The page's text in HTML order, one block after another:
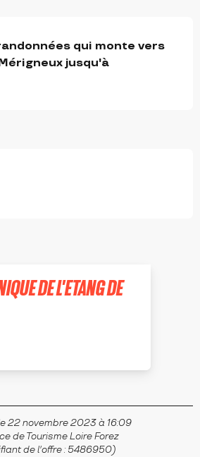
qui monte vers
jusqu'à
DE L'ETANG DE
22 novembre 2023 à 16:09
de Tourisme Loire Forez
de l'offre : 5486950)